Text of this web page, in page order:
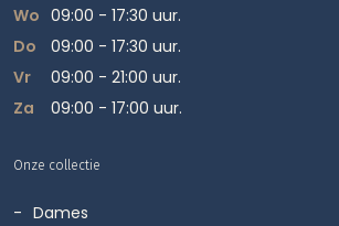
Wo 09:00 - 17:30 uur.
Do
09:00 - 17:30 uur.
Vr
09:00 - 21:00 uur.
Za
09:00 - 17:00 uur.
Onze collectie
Dames